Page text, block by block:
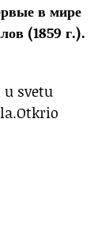
в мире
(1859 г.).
svetu